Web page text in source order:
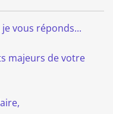
vous réponds...
majeurs de votre